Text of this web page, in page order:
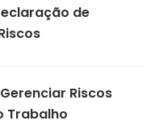
de
Riscos
Trabalho